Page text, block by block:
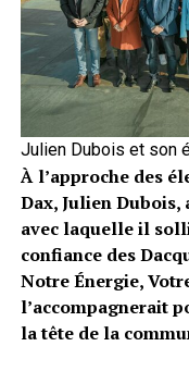
Julien Dubois et son
À l’approche des
Dax, Julien
avec laquelle il
confiance des
Notre Énergie,
l’accompagnerait
la tête de la